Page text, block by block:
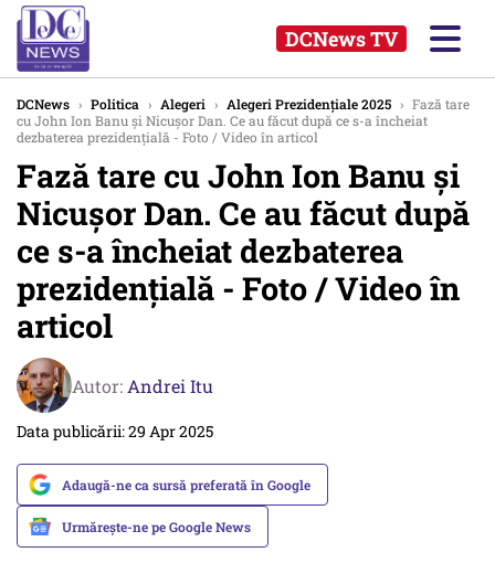
DCNews TV
DCNews › Politica › Alegeri › Alegeri Prezidențiale 2025 › Fază tare
cu John Ion Banu și Nicușor Dan. Ce au făcut după ce s-a încheiat
dezbaterea prezidențială - Foto / Video în articol
Fază tare cu John Ion Banu și
Nicușor Dan. Ce au făcut după
ce s-a încheiat dezbaterea
prezidențială - Foto / Video în
articol
Autor: Andrei Itu
Data publicării: 29 Apr 2025
Adaugă-ne ca sursă preferată în Google
Urmărește-ne pe Google News